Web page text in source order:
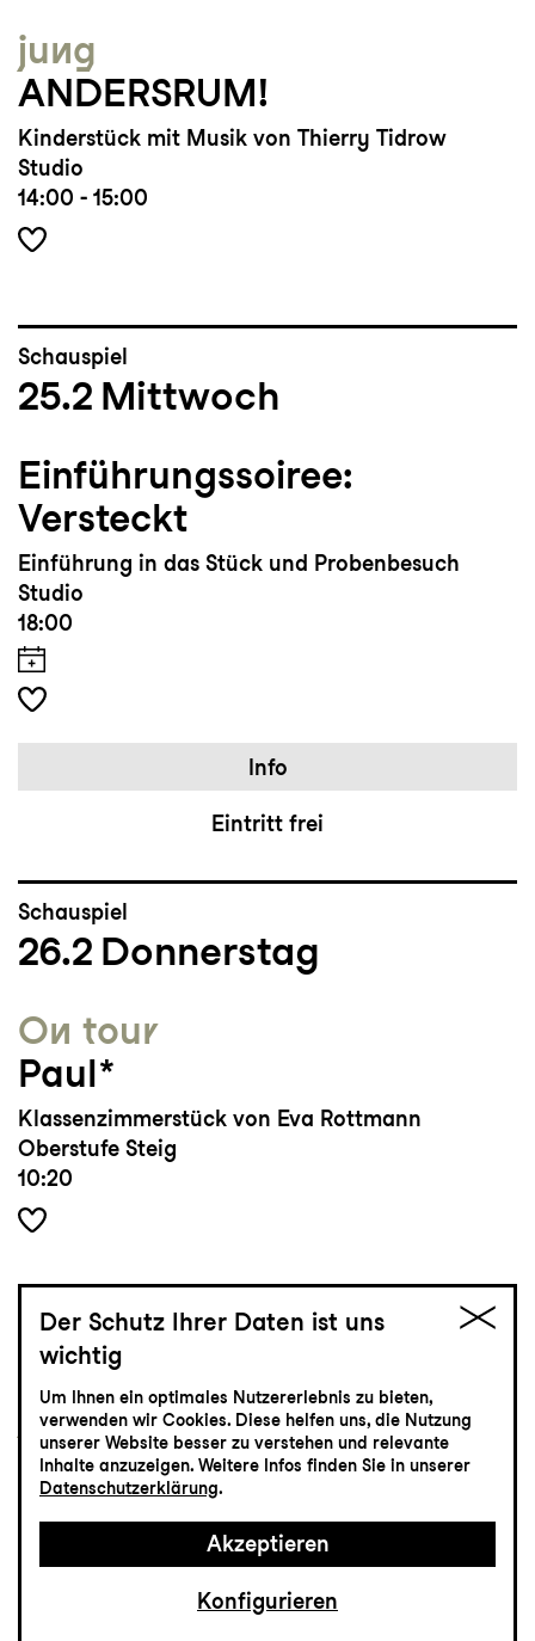
jung
ANDERSRUM!
Kinderstück mit Musik von Thierry Tidrow
Studio
14:00 - 15:00
Schauspiel
25.2 Mittwoch
Einführungssoiree:
Versteckt
Einführung in das Stück und Probenbesuch
Studio
18:00
Info
Eintritt frei
Schauspiel
26.2 Donnerstag
On tour
Paul*
Klassenzimmerstück von Eva Rottmann
Oberstufe Steig
10:20
26.2Donnerstag
jung
Eröffnung jungspund
Theaterfestival für junges
Der Schutz Ihrer Daten ist uns
wichtig
Um Ihnen ein optimales Nutzererlebnis zu bieten,
verwenden wir Cookies. Diese helfen uns, die Nutzung
unserer Website besser zu verstehen und relevante
Inhalte anzuzeigen. Weitere Infos finden Sie in unserer
Datenschutzerklärung.
Akzeptieren
Konfigurieren